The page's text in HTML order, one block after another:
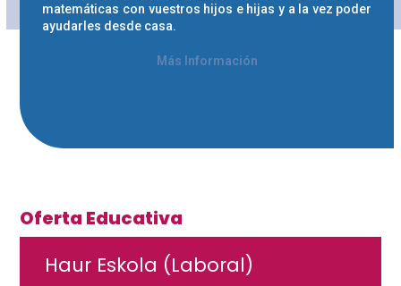
matemáticas con vuestros hijos e hijas y a la vez poder
ayudarles desde casa.
Más Información
Oferta Educativa
Haur Eskola (Laboral)